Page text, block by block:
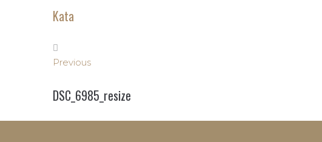
Kata
Bejegyzés
Previous
Previous
DSC_6985_resize